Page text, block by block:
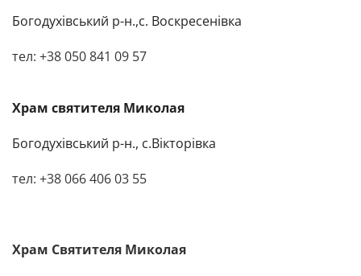
Богодухівський р-н.,с. Воскресенівка
тел: +38 050 841 09 57
Храм святителя Миколая
Богодухівський р-н., с.Вікторівка
тел: +38 066 406 03 55
Храм Святителя Миколая